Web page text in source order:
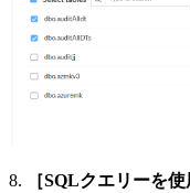
8. ［SQLクエリーを使